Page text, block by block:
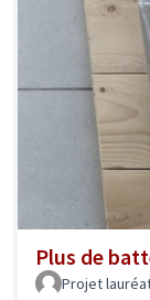
Plus de
Projet